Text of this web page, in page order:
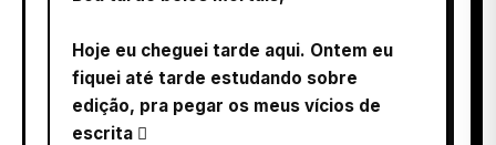
Hoje eu cheguei tarde aqui. Ontem eu
fiquei até tarde estudando sobre
edição, pra pegar os meus vícios de
escrita 